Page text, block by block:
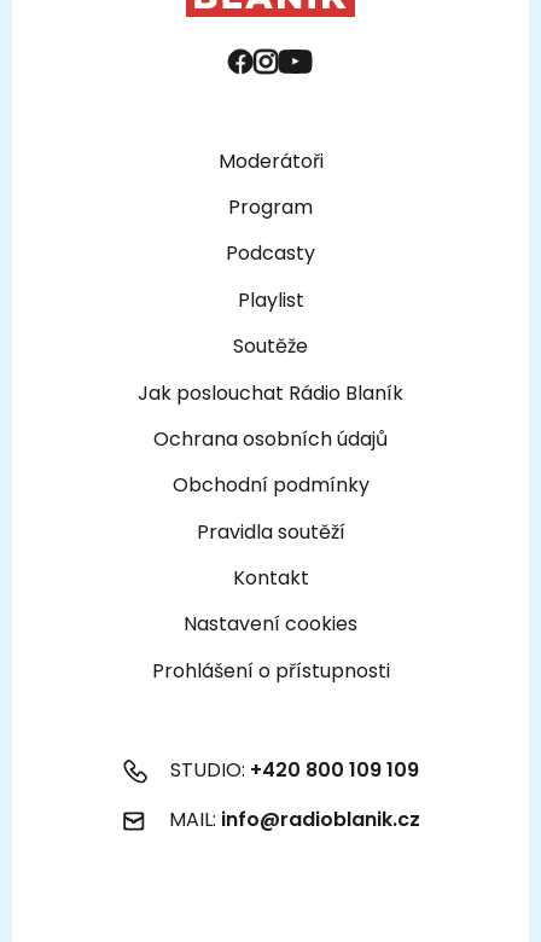
Moderátoři
Program
Podcasty
Playlist
Soutěže
Jak poslouchat Rádio Blaník
Ochrana osobních údajů
Obchodní podmínky
Pravidla soutěží
Kontakt
Nastavení cookies
Prohlášení o přístupnosti
STUDIO: +420 800 109 109
MAIL: info@radioblanik.cz